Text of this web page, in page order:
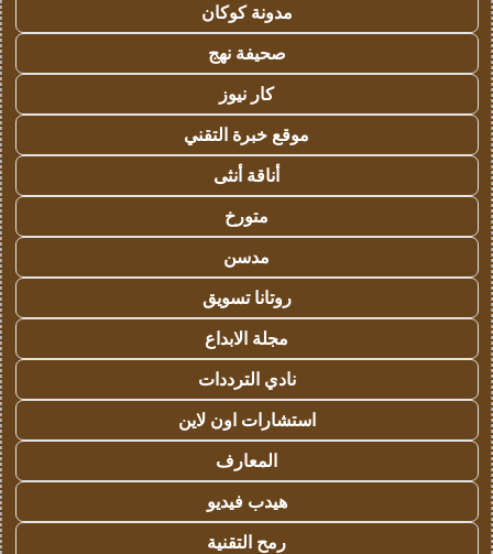
مدونة كوكان
صحيفة نهج
كار نيوز
موقع خبرة التقني
أناقة أنثى
متورخ
مدسن
روتانا تسويق
مجلة الابداع
نادي الترددات
استشارات اون لاين
المعارف
هيدب فيديو
رمح التقنية